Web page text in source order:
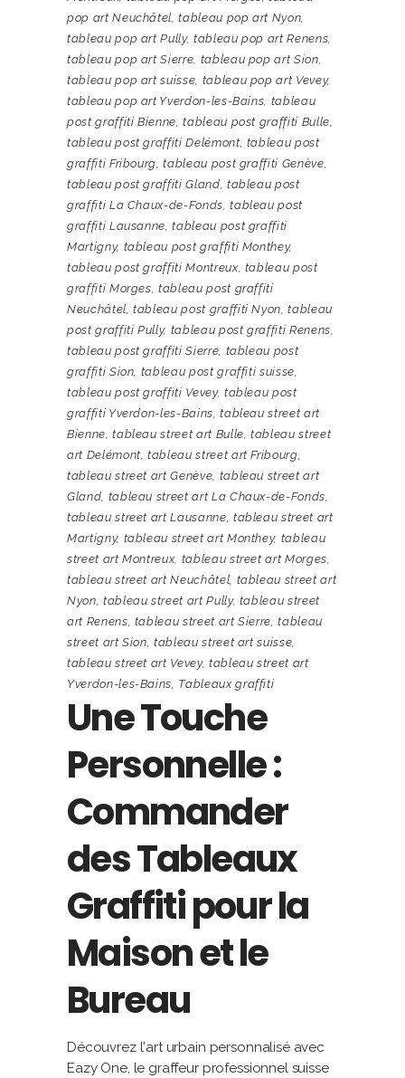
pop art Neuchâtel,tableau pop art Nyon,
tableau pop art Pully, tableau pop art Renens,
tableau pop art Sierre, tableau pop art Sion,
tableau pop art suisse, tableau pop art Vevey,
tableau pop art Yverdon-les-Bains, tableau
post graffiti Bienne,tableau post graffiti Bulle,
tableau post graffiti Delémont, tableau post
graffiti Fribourg,tableau post graffiti Genève,
tableau post graffiti Gland, tableau post
graffiti La Chaux-de-Fonds,tableau post
graffiti Lausanne,tableau post graffiti
Martigny, tableau post graffiti Monthey,
tableau post graffiti Montreux, tableau post
graffiti Morges,tableau post graffiti
Neuchâtel,tableau post graffiti Nyon,tableau
post graffiti Pully, tableau post graffiti Renens,
tableau post graffiti Sierre, tableau post
graffiti Sion, tableau post graffiti suisse,
tableau post graffiti Vevey, tableau post
graffiti Yverdon-les-Bains,tableau street art
Bienne,tableau street art Bulle,tableau street
art Delémont,tableau street art Fribourg,
tableau street art Genève, tableau street art
Gland, tableau street art La Chaux-de-Fonds,
tableau street art Lausanne, tableau street art
Martigny, tableau street art Monthey, tableau
street art Montreux, tableau street art Morges,
tableau street art Neuchâtel, tableau street art
Nyon, tableau street art Pully, tableau street
art Renens, tableau street art Sierre,tableau
street art Sion,tableau street art suisse,
tableau street art Vevey, tableau street art
Yverdon-les-Bains, Tableaux graffiti
Une Touche
Personnelle :
Commander
des Tableaux
Graffiti pour la
Maison et le
Bureau
Découvrez l'art urbain personnalisé avec
Eazy One, le graffeur professionnel suisse